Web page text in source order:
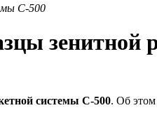
С-500
зенитной
системы С-500. Об